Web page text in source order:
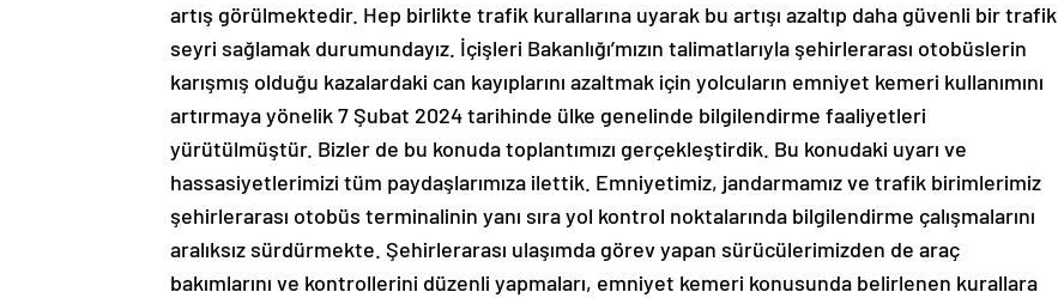
artış görülmektedir. Hep birlikte trafik kurallarına uyarak bu artışı azaltıp daha güvenli bir trafik
seyri sağlamak durumundayız. İçişleri Bakanlığı’mızın talimatlarıyla şehirlerarası otobüslerin
karışmış olduğu kazalardaki can kayıplarını azaltmak için yolcuların emniyet kemeri kullanımını
artırmaya yönelik 7 Şubat 2024 tarihinde ülke genelinde bilgilendirme faaliyetleri
yürütülmüştür. Bizler de bu konuda toplantımızı gerçekleştirdik. Bu konudaki uyarı ve
hassasiyetlerimizi tüm paydaşlarımıza ilettik. Emniyetimiz, jandarmamız ve trafik birimlerimiz
şehirlerarası otobüs terminalinin yanı sıra yol kontrol noktalarında bilgilendirme çalışmalarını
aralıksız sürdürmekte. Şehirlerarası ulaşımda görev yapan sürücülerimizden de araç
bakımlarını ve kontrollerini düzenli yapmaları, emniyet kemeri konusunda belirlenen kurallara